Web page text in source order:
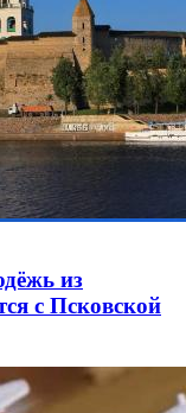
из
с Псковской